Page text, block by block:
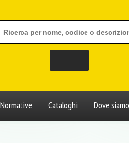
Normative Cataloghi Dove siamo